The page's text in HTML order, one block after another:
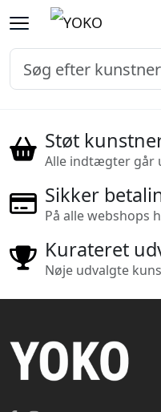
Støt
Alle indtægter går
Sikker
På alle webshops
Kurateret
Nøje udvalgte